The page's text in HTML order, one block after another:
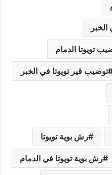
تويوتا الدمام
توضيب قير تويوتا في الخبر
رش بوية تويوتا
رش بوية تويوتا في الدمام